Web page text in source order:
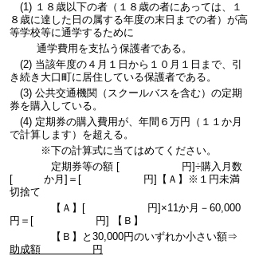
(1) １８歳以下の者（１８歳の者にあっては、１
８歳に達した日の属する年度の末日までの者）が高
等学校等に通学するために
通学費用を支払う保護者である。
(2) 当該年度の４月１日から１０月１日まで、引
き続き大口町に居住している保護者である。
(3) 公共交通機関（スクールバスを含む）の定期
券を購入している。
(4) 定期券の購入費用が、年間６万円（１１か月
で計算します）を超える。
※下の計算式に当てはめてください。
定期券等の額 [ 円]÷購入月数
[ か月]＝[ 円]【Ａ】※１円未満
切捨て
【Ａ】[ 円]×11か月－60,000
円＝[ 円] 【Ｂ】
【Ｂ】と30,000円のいずれか小さい額⇒
助成額 円